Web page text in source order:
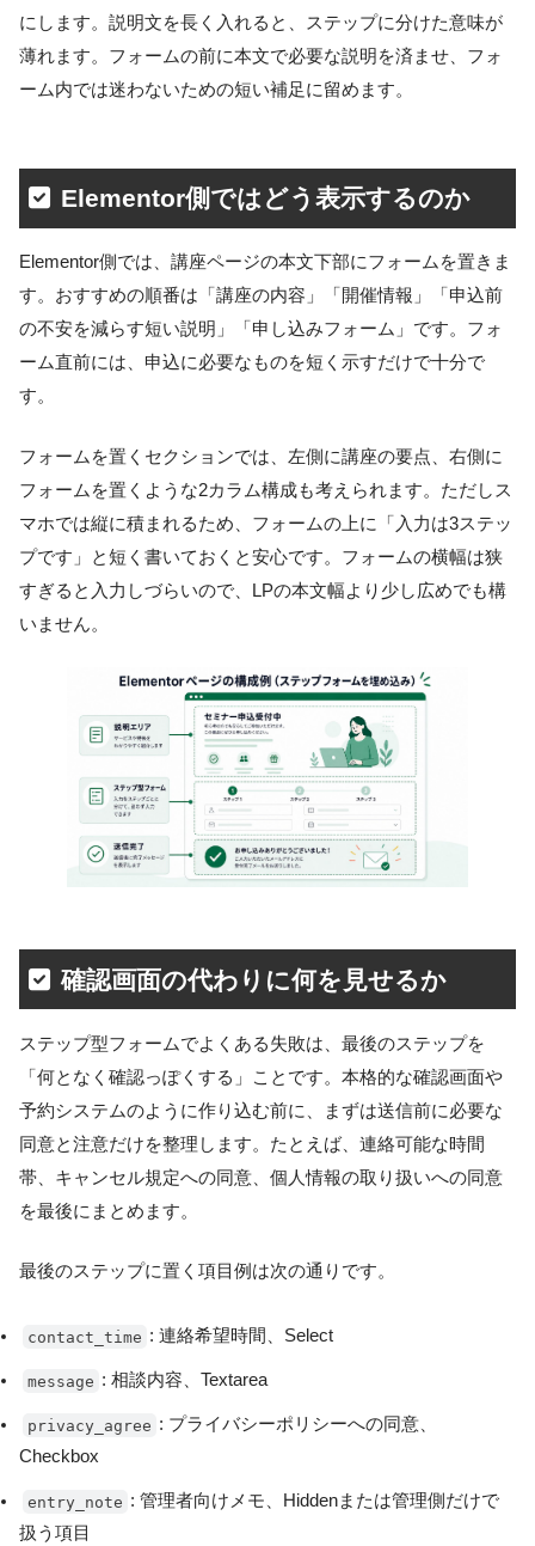
にします。説明文を長く入れると、ステップに分けた意味が
薄れます。フォームの前に本文で必要な説明を済ませ、フォ
ーム内では迷わないための短い補足に留めます。
Elementor側ではどう表示するのか
Elementor側では、講座ページの本文下部にフォームを置きま
す。おすすめの順番は「講座の内容」「開催情報」「申込前
の不安を減らす短い説明」「申し込みフォーム」です。フォ
ーム直前には、申込に必要なものを短く示すだけで十分で
す。
フォームを置くセクションでは、左側に講座の要点、右側に
フォームを置くような2カラム構成も考えられます。ただしス
マホでは縦に積まれるため、フォームの上に「入力は3ステッ
プです」と短く書いておくと安心です。フォームの横幅は狭
すぎると入力しづらいので、LPの本文幅より少し広めでも構
いません。
確認画面の代わりに何を見せるか
ステップ型フォームでよくある失敗は、最後のステップを
「何となく確認っぽくする」ことです。本格的な確認画面や
予約システムのように作り込む前に、まずは送信前に必要な
同意と注意だけを整理します。たとえば、連絡可能な時間
帯、キャンセル規定への同意、個人情報の取り扱いへの同意
を最後にまとめます。
最後のステップに置く項目例は次の通りです。
contact_time : 連絡希望時間、Select
message : 相談内容、Textarea
privacy_agree : プライバシーポリシーへの同意、
Checkbox
entry_note : 管理者向けメモ、Hiddenまたは管理側だけで
扱う項目